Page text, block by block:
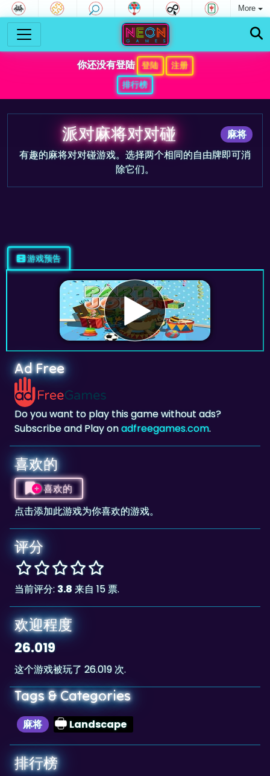
More
你还没有登陆 登陆
注册
排行榜
麻将
派对麻将对对碰
有趣的麻将对对碰游戏。选择两个相同的自由牌即可消
除它们。
游戏预告
Ad Free
Do you want to play this game without ads?
Subscribe and Play onadfreegames.com.
喜欢的
喜欢的
点击添加此游戏为你喜欢的游戏。
评分
当前评分: 3.8来自 15 票.
欢迎程度
26.019
这个游戏被玩了 26.019 次.
Tags & Categories
麻将 Landscape
排行榜